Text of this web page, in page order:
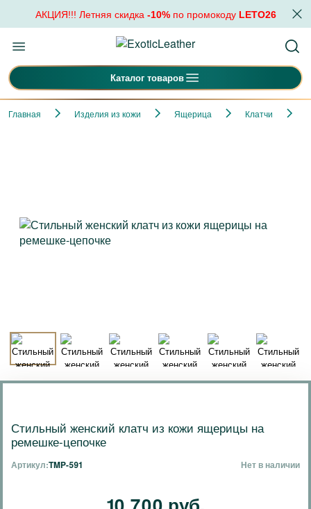
АКЦИЯ!!! Летняя скидка -10%по промокоду LETO26
Каталог товаров
Главная Изделия из кожи Ящерица Клатчи
Стильный женский клатч из кожи ящерицы на
ремешке-цепочке
Артикул:TMP-591 Нет в наличии